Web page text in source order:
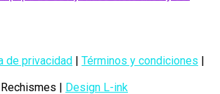
de privacidad | Términos y condiciones |
| Design L-ink